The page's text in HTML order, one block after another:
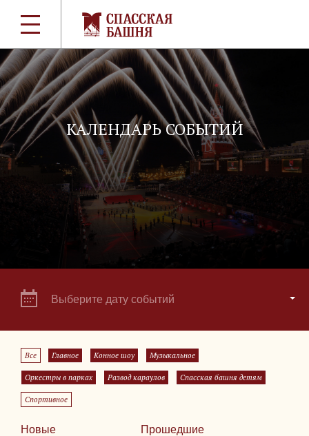
КАЛЕНДАРЬ СОБЫТИЙ
Выберите дату событий
Все Главное Конное шоу Музыкальное
Оркестры в парках Развод караулов Спасская башня детям
Спортивное
Новые
Прошедшие